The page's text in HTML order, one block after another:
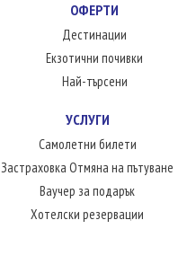
ОФЕРТИ
Дестинации
Екзотични почивки
Най-търсени
УСЛУГИ
Самолетни билети
Застраховка Отмяна на пътуване
Ваучер за подарък
Хотелски резервации